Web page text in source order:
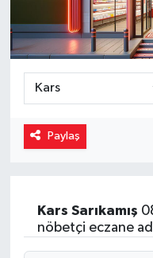
Paylaş
Kars Sarıkamış
nöbetçi eczane
Magazin
Sağlık
Spor